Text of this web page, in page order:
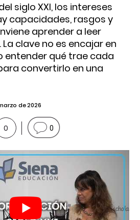
siglo XXI, los intereses
capacidades, rasgos y
aprender a leer
clave no es encajar en
entender qué trae cada
convertirlo en una
de 2026
0 0